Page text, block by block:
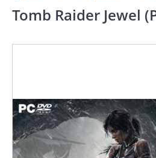
Tomb Raider Jewel